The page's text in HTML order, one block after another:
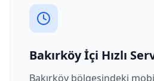
Bakırköyİçi Hızlı
Bakırköy bölgesindeki